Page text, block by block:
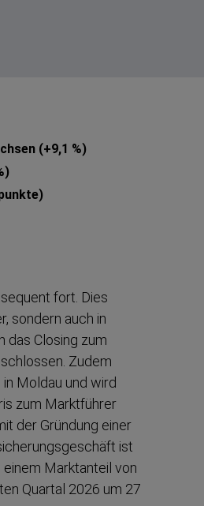
(+9,1 %)
fort. Dies
sondern auch in
das Closing zum
Zudem
Moldau und wird
zum Marktführer
der Gründung einer
ist
Marktanteil von
Quartal 2026 um 27